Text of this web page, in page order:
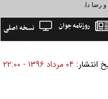
داوودنژاد: رضا کودک درون فعالی
نسخه اصلی روزنامه جوان
انتشار: ۰۴ مرداد ۱۳۹۶ - ۲۲:۰۰